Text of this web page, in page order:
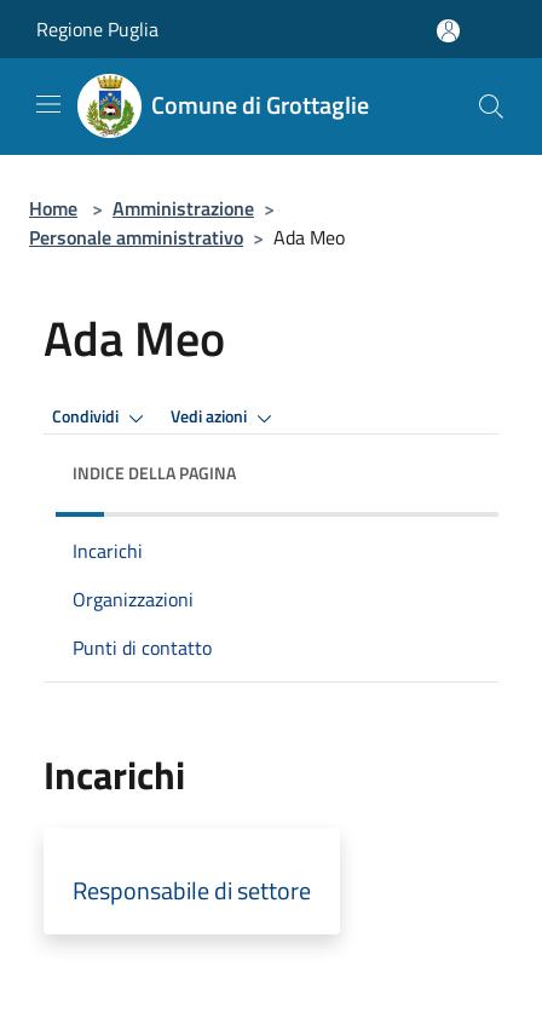
Regione Puglia
Comune di Grottaglie
Home > Amministrazione >
Personale amministrativo > Ada Meo
Ada Meo
Condividi Vedi azioni
INDICE DELLA PAGINA
Incarichi
Organizzazioni
Punti di contatto
Incarichi
Responsabile di settore